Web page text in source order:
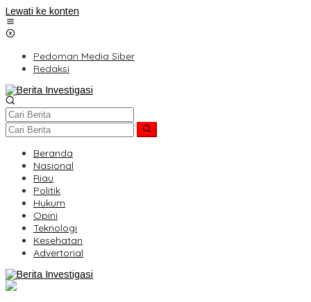
Lewati ke konten
Pedoman Media Siber
Redaksi
Beranda
Nasional
Riau
Politik
Hukum
Opini
Teknologi
Kesehatan
Advertorial